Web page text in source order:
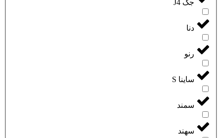
جک J4
دنا
رنو
ساینا S
سمند
سهند